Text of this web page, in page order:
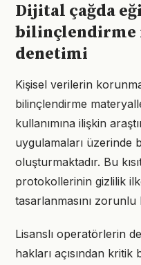
Dijital çağda
bilinçlendirme
denetimi
Kişisel verilerin
bilinçlendirme
kullanımına ilişkin
uygulamaları üzerinde
oluşturmaktadır. Bu
protokollerinin gizlilik
tasarlanmasını zorunlu
Lisanslı operatörlerin
hakları açısından